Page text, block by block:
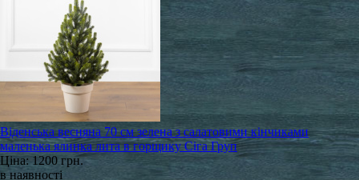
Віденська весняна 70 см зелена з салатовими кінчиками
маленька ялинка лита в горщику Сіга Груп
Ціна: 1200 грн.
в наявності